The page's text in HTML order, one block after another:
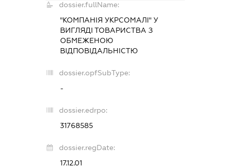
dossier.fullName:
"КОМПАНІЯ УКРСОМАЛІ" У
ВИГЛЯДІ ТОВАРИСТВА З
ОБМЕЖЕНОЮ
ВІДПОВІДАЛЬНІСТЮ
dossier.opfSubType:
-
dossier.edrpo:
31768585
dossier.regDate:
17.12.01